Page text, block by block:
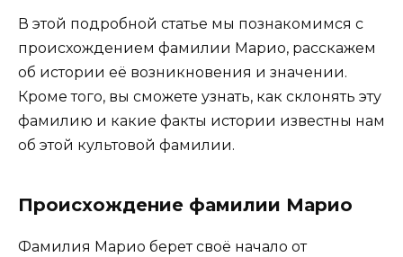
В этой подробной статье мы познакомимся с
происхождением фамилии Марио, расскажем
об истории её возникновения и значении.
Кроме того, вы сможете узнать, как склонять эту
фамилию и какие факты истории известны нам
об этой культовой фамилии.
Происхождение фамилии Марио
Фамилия Марио берет своё начало от